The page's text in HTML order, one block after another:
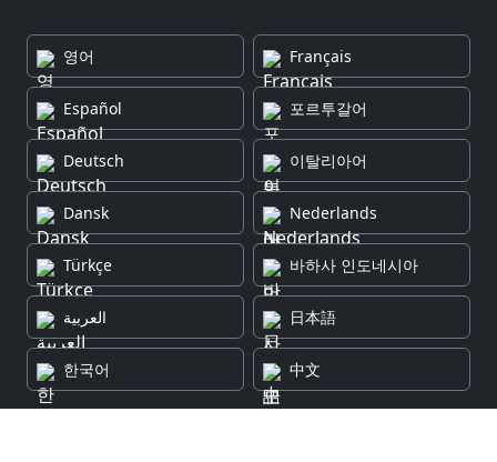
영어 Français
Español 포르투갈어
Deutsch 이탈리아어
Dansk Nederlands
Türkçe 바하사 인도네시아
العربية 日本語
한국어 中文